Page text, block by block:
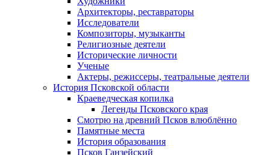
Архитекторы, реставраторы
Исследователи
Композиторы, музыканты
Религиозные деятели
Исторические личности
Ученые
Актеры, режиссеры, театральные деятели
История Псковской области
Краеведческая копилка
Легенды Псковского края
Смотрю на древний Псков влюблённо
Памятные места
История образования
Псков Ганзейский